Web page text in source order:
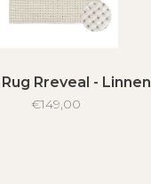
Rreveal - Linnen
€149,00